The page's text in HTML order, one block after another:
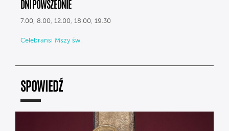
DNI POWSZEDNIE
7.00, 8.00, 12.00, 18.00, 19.30
Celebransi Mszy św.
SPOWIEDŹ